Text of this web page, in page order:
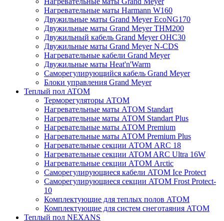
Нагревательные маты Harmann W160
Двужильные маты Grand Meyer EcoNG170
Двужильные маты Grand Meyer THM200
Двужильный кабель Grand Meyer OHC30
Двужильные маты Grand Meyer N-CDS
Нагревательные кабели Grand Meyer
Двужильные маты Heat'n'Warm
Саморегулирующийся кабель Grand Meyer
Блоки управления Grand Meyer
Теплый пол ATOM
Терморегуляторы АТОМ
Нагревательные маты АТОМ Standart
Нагревательные маты АТОМ Standart Plus
Нагревательные маты АТОМ Premium
Нагревательные маты АТОМ Premium Plus
Нагревательные секции АТОМ ARC 18
Нагревательные секции ATOM ARC Ultra 16W
Нагревательные секции АТОМ Arctic
Саморегулирующиеся кабели ATOM Ice Protect
Саморегулирующиеся секции ATOM Frost Protect-
10
Комплектующие для теплых полов ATOM
Комплектующие для систем снеготаяния ATOM
Теплый пол NEXANS